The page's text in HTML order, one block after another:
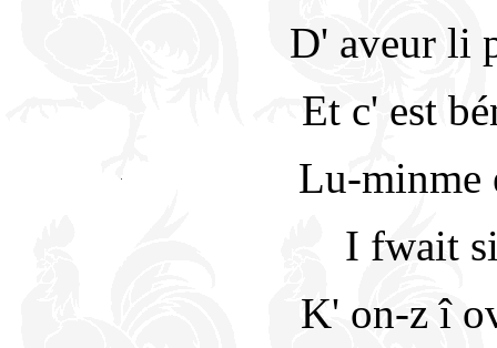
D' aveur li
Et c' est
Lu-
I fwait
K' on-z î